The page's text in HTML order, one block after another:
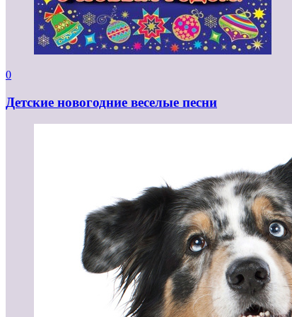
0
Детские новогодние веселые песни